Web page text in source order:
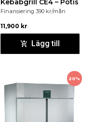
Kebabgrill CE4 – Potis
Finansiering 390 kr/mån
11,900 kr
Lägg till
20%